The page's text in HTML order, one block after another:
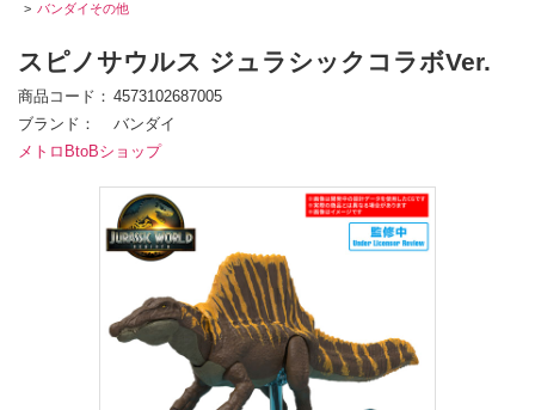
バンダイその他
スピノサウルス ジュラシックコラボVer.
商品コード
4573102687005
ブランド
バンダイ
メトロBtoBショップ